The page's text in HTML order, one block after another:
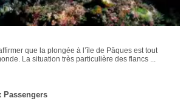
que la plongée à l’île de Pâques est tout
La situation très particulière des flancs ...
Passengers